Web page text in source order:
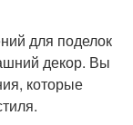
для поделок
декор. Вы
которые